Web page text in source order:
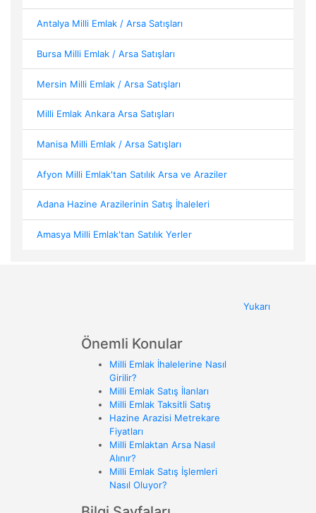
Antalya Milli Emlak / Arsa Satışları
Bursa Milli Emlak / Arsa Satışları
Mersin Milli Emlak / Arsa Satışları
Milli Emlak Ankara Arsa Satışları
Manisa Milli Emlak / Arsa Satışları
Afyon Milli Emlak'tan Satılık Arsa ve Araziler
Adana Hazine Arazilerinin Satış İhaleleri
Amasya Milli Emlak'tan Satılık Yerler
Yukarı
Önemli Konular
Milli Emlak İhalelerine Nasıl
Girilir?
Milli Emlak Satış İlanları
Milli Emlak Taksitli Satış
Hazine Arazisi Metrekare
Fiyatları
Milli Emlaktan Arsa Nasıl
Alınır?
Milli Emlak Satış İşlemleri
Nasıl Oluyor?